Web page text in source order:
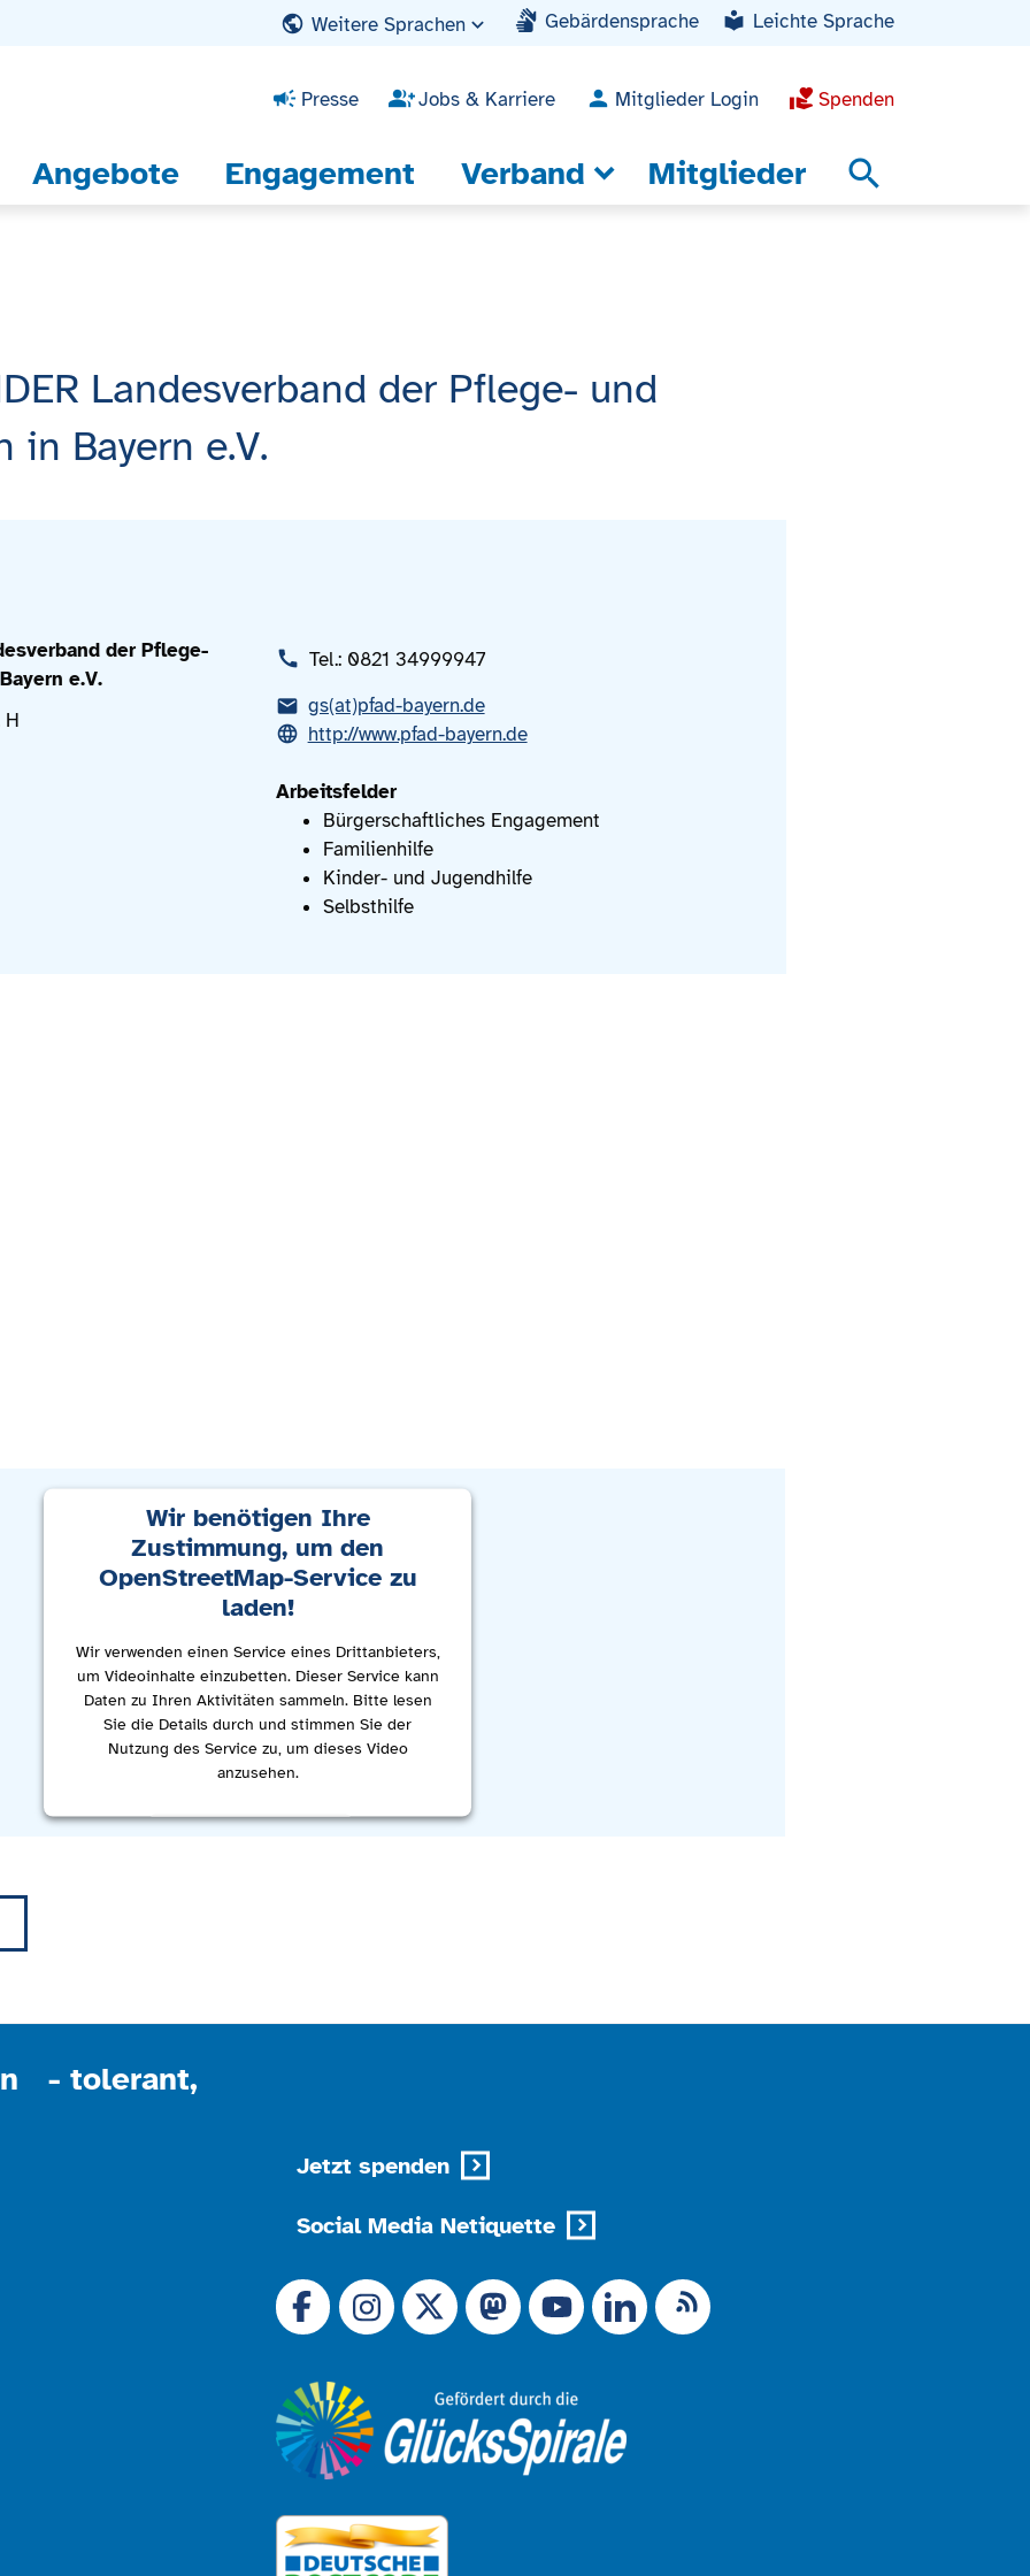
Weitere Sprachen Gebärdensprache Leichte Sprache
Presse Jobs & Karriere Mitglieder Login Spenden
Angebote Engagement Verband Mitglieder search
Landesverband der Pflege- und
Bayern e.V.
der Pflege-
e.V.
H
Tel.: 0821 34999947
gs(at)pfad-bayern.de
http://www.pfad-bayern.de
Arbeitsfelder
Bürgerschaftliches Engagement
Familienhilfe
Kinder- und Jugendhilfe
Selbsthilfe
Wir benötigen Ihre
Zustimmung, um den
OpenStreetMap-Service zu
laden!
Wir verwenden einen Service eines Drittanbieters,
um Videoinhalte einzubetten. Dieser Service kann
Daten zu Ihren Aktivitäten sammeln. Bitte lesen
Sie die Details durch und stimmen Sie der
Nutzung des Service zu, um dieses Video
anzusehen.
- tolerant,
Jetzt spenden
Social Media Netiquette
Link zu X (Ex-Twitter)
RSS-Feed